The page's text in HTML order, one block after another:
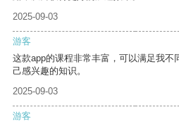
2025-09-03
游客
这款app的课程非常丰富，可以满足我不
己感兴趣的知识。
2025-09-03
游客